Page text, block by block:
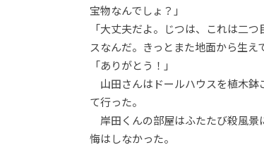
宝物なんでしょ？」
「大丈夫だよ。じつは、これは二
スなんだ。きっとまた地面から生え
「ありがとう！」
山田さんはドールハウスを植木鉢
て行った。
岸田くんの部屋はふたたび殺風景
悔はしなかった。